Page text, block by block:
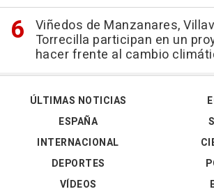
Viñedos de Manzanares,
Torrecilla participan en un
hacer frente al cambio
ÚLTIMAS NOTICIAS
ESPAÑA
INTERNACIONAL
DEPORTES
VÍDEOS